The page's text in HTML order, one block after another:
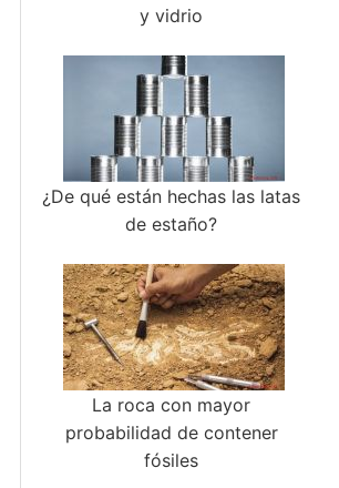
y vidrio
¿De qué están hechas las latas
de estaño?
La roca con mayor
probabilidad de contener
fósiles